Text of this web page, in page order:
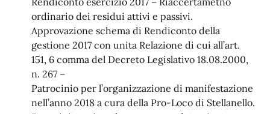
ordinario dei residui attivi e passivi.
Approvazione schema di Rendiconto della
gestione 2017 con unita Relazione di cui all’art.
151, 6 comma del Decreto Legislativo 18.08.2000,
n. 267 –
Patrocinio per l’organizzazione di manifestazione
nell’anno 2018 a cura della Pro-Loco di Stellanello.